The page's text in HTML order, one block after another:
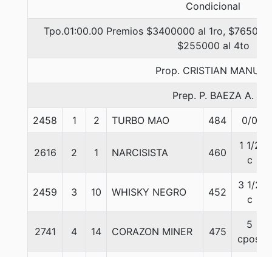
Condicional
Tpo.01:00.00 Premios $3400000 al 1ro,
$255000 al 4to
Prop. CRISTIAN MANUEL
Prep. P. BAEZA A.
2458 1 2 TURBO MAO 484 0/0
2616 2 1 NARCISISTA 460
1 1/2
c
2459 3 10 WHISKY NEGRO 452
3 1/2
c
2741 4 14 CORAZON MINER 475
5
cpos.